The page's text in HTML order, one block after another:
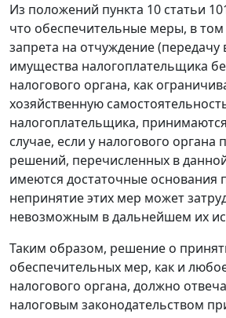
Из положений пункта 10 статьи
что обеспечительные меры, в том
запрета на отчуждение (передачу
имущества налогоплательщика
налогового органа, как
хозяйственную
налогоплательщика,
случае, если у налогового органа
решений, перечисленных в
имеются достаточные основания
непринятие этих мер может
невозможным в дальнейшем их
Таким образом, решение о
обеспечительных мер, как и
налогового органа, должно
налоговым законодательством